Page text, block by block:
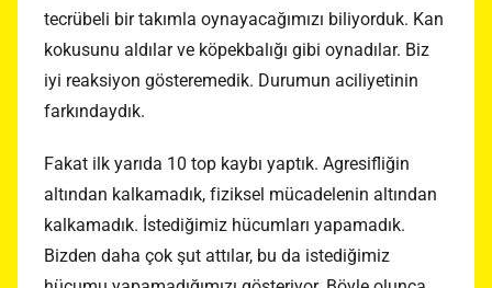
tecrübeli bir takımla oynayacağımızı biliyorduk. Kan
kokusunu aldılar ve köpekbalığı gibi oynadılar. Biz
iyi reaksiyon gösteremedik. Durumun aciliyetinin
farkındaydık.
Fakat ilk yarıda 10 top kaybı yaptık. Agresifliğin
altından kalkamadık, fiziksel mücadelenin altından
kalkamadık. İstediğimiz hücumları yapamadık.
Bizden daha çok şut attılar, bu da istediğimiz